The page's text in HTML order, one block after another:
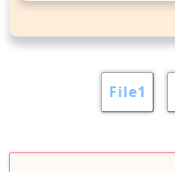
File1